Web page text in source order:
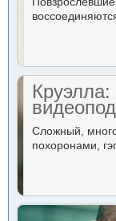
Сложный,
похоронами,